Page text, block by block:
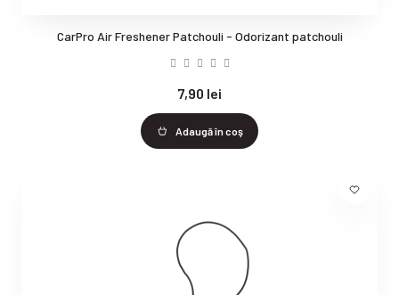
CarPro Air Freshener Patchouli - Odorizant patchouli
7,90 lei
Adaugă în coş